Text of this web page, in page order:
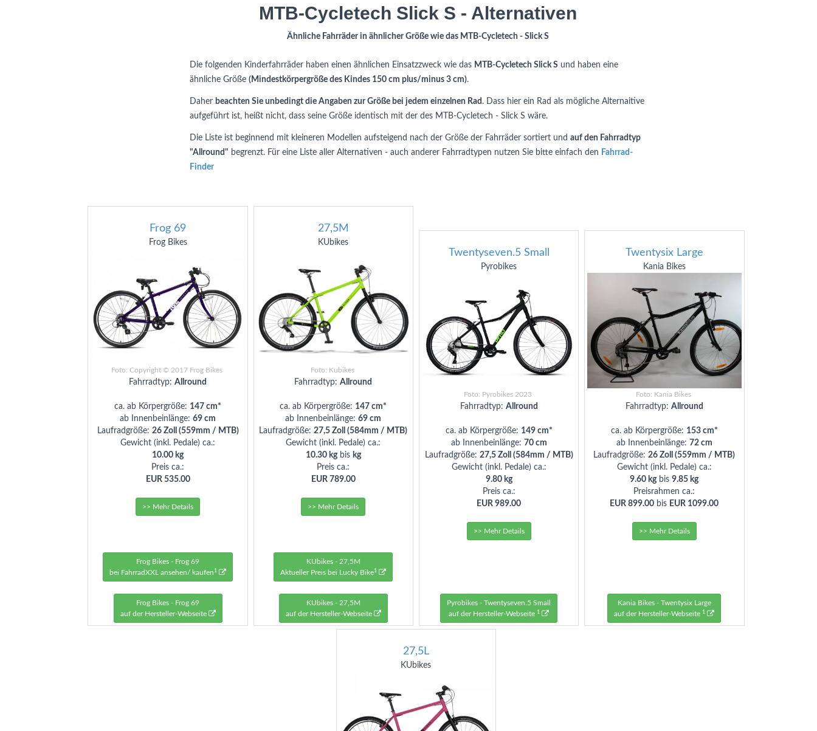
MTB-Cycletech Slick S - Alternativen
Ähnliche Fahrräder in ähnlicher Größe wie das MTB-Cycletech - Slick S
Die folgenden Kinderfahrräder haben einen ähnlichen Einsatzzweck wie das MTB-Cycletech Slick S und haben eine
ähnliche Größe (Mindestkörpergröße des Kindes 150 cm plus/minus 3 cm).
Daher beachten Sie unbedingt die Angaben zur Größe bei jedem einzelnen Rad . Dass hier ein Rad als mögliche Alternaitive
aufgeführt ist, heißt nicht, dass seine Größe identisch mit der des MTB-Cycletech - Slick S wäre.
Die Liste ist beginnend mit kleineren Modellen aufsteigend nach der Größe der Fahrräder sortiert und auf den Fahrradtyp
"Allround" begrenzt. Für eine Liste aller Alternativen - auch anderer Fahrradtypen nutzen Sie bitte einfach den Fahrrad-
Finder
Frog 69
Frog Bikes
Foto: Copyright © 2017 Frog Bikes
Fahrradtyp: Allround
ca. ab Körpergröße: 147 cm*
ab Innenbeinlänge: 69 cm
Laufradgröße: 26 Zoll (559mm / MTB)
Gewicht (inkl. Pedale) ca.:
10.00 kg
Preis ca.:
EUR 535.00
>> Mehr Details
Frog Bikes - Frog 69
bei FahrradXXL ansehen/ kaufen 1
Frog Bikes - Frog 69
auf der Hersteller-Webseite
27,5M
KUbikes
Foto: Kubikes
Fahrradtyp:Allround
ca. ab Körpergröße: 147 cm*
ab Innenbeinlänge:69 cm
Laufradgröße:27,5 Zoll (584mm / MTB)
Gewicht (inkl. Pedale) ca.:
10.30 kgbis kg
Preis ca.:
EUR 789.00
>> Mehr Details
KUbikes - 27,5M
Aktueller Preis bei Lucky Bike1
KUbikes - 27,5M
auf der Hersteller-Webseite
Twentyseven.5 Small
Pyrobikes
Foto: Pyrobikes 2023
Fahrradtyp: Allround
ca. ab Körpergröße: 149 cm*
ab Innenbeinlänge: 70 cm
Laufradgröße: 27,5 Zoll (584mm / MTB)
Gewicht (inkl. Pedale) ca.:
9.80 kg
Preis ca.:
EUR 989.00
>> Mehr Details
Pyrobikes - Twentyseven.5 Small
auf der Hersteller-Webseite 1
Twentysix Large
Kania Bikes
Foto: Kania Bikes
Fahrradtyp: Allround
ca. ab Körpergröße: 153 cm*
ab Innenbeinlänge: 72 cm
Laufradgröße:26 Zoll (559mm / MTB)
Gewicht (inkl. Pedale) ca.:
9.60 kgbis9.85 kg
Preisrahmen ca.:
EUR 899.00 bis EUR 1099.00
>> Mehr Details
Kania Bikes - Twentysix Large
auf der Hersteller-Webseite 1
27,5L
KUbikes